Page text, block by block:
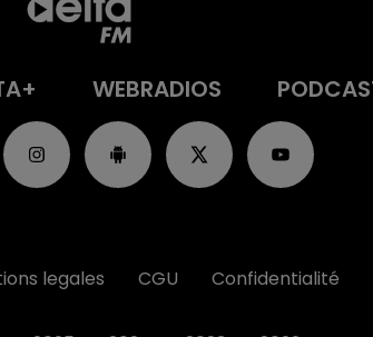
WEBRADIOS
legales CGU Confidentialité